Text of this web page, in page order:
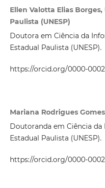
Ellen Valotta Elias
Paulista (UNESP)
Doutora em Ciência da
Estadual Paulista (UNESP).
https://orcid.org/0000-
Mariana Rodrigues
Doutoranda em Ciência
Estadual Paulista (UNESP).
https://orcid.org/0000-